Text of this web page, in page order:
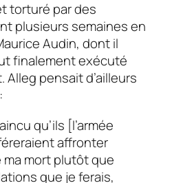
torturé par des
plusieurs semaines en
Audin, dont il
finalement exécuté
pensait d’ailleurs
qu’ils [l’armée
affronter
ma mort plutôt que
que je ferais,